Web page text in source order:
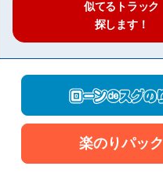
似てるトラック
探します！
楽のりパック